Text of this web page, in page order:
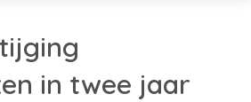
in twee jaar